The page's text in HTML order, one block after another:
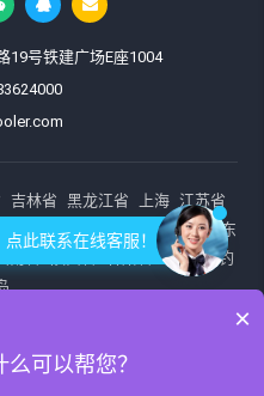
19号铁建广场E座1004
吉林省 黑龙江省 上海 江苏省
省 河南省 湖北省 湖南省 广东
青海省 钓
有限公司 (网络测试仪专家)
点此联系在线客服！
×
可以帮您？